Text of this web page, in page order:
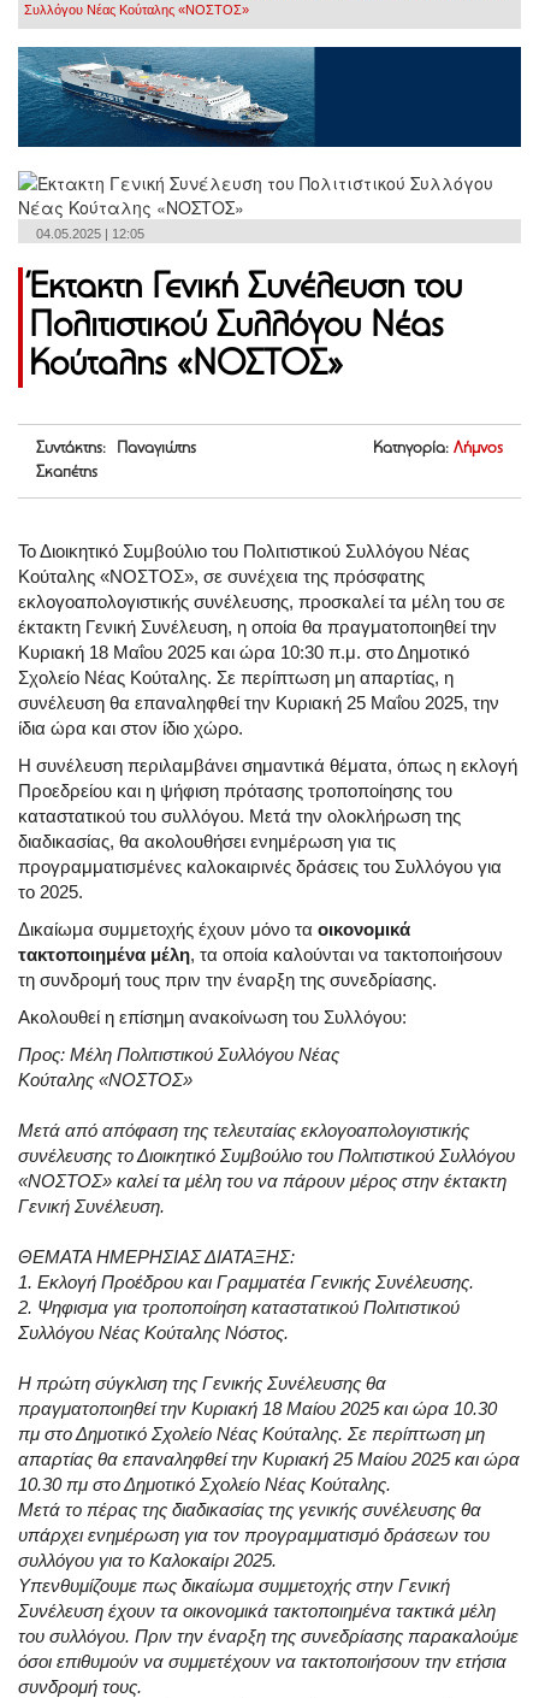
Συλλόγου Νέας Κούταλης «ΝΟΣΤΟΣ»
04.05.2025 | 12:05
Έκτακτη Γενική Συνέλευση του
Πολιτιστικού Συλλόγου Νέας
Κούταλης «ΝΟΣΤΟΣ»
Συντάκτης: Παναγιώτης
Σκαπέτης
Κατηγορία: Λήμνος
Το Διοικητικό Συμβούλιο του Πολιτιστικού Συλλόγου Νέας
Κούταλης «ΝΟΣΤΟΣ», σε συνέχεια της πρόσφατης
εκλογοαπολογιστικής συνέλευσης, προσκαλεί τα μέλη του σε
έκτακτη Γενική Συνέλευση, η οποία θα πραγματοποιηθεί την
Κυριακή 18 Μαΐου 2025 και ώρα 10:30 π.μ. στο Δημοτικό
Σχολείο Νέας Κούταλης. Σε περίπτωση μη απαρτίας, η
συνέλευση θα επαναληφθεί την Κυριακή 25 Μαΐου 2025, την
ίδια ώρα και στον ίδιο χώρο.
Η συνέλευση περιλαμβάνει σημαντικά θέματα, όπως η εκλογή
Προεδρείου και η ψήφιση πρότασης τροποποίησης του
καταστατικού του συλλόγου. Μετά την ολοκλήρωση της
διαδικασίας, θα ακολουθήσει ενημέρωση για τις
προγραμματισμένες καλοκαιρινές δράσεις του Συλλόγου για
το 2025.
Δικαίωμα συμμετοχής έχουν μόνο τα οικονομικά
τακτοποιημένα μέλη, τα οποία καλούνται να τακτοποιήσουν
τη συνδρομή τους πριν την έναρξη της συνεδρίασης.
Ακολουθεί η επίσημη ανακοίνωση του Συλλόγου:
Προς: Μέλη Πολιτιστικού Συλλόγου Νέας
Κούταλης «ΝΟΣΤΟΣ»
Μετά από απόφαση της τελευταίας εκλογοαπολογιστικής
συνέλευσης το Διοικητικό Συμβούλιο του Πολιτιστικού Συλλόγου
«ΝΟΣΤΟΣ» καλεί τα μέλη του να πάρουν μέρος στην έκτακτη
Γενική Συνέλευση.
ΘΕΜΑΤΑ ΗΜΕΡΗΣΙΑΣ ΔΙΑΤΑΞΗΣ:
1. Εκλογή Προέδρου και Γραμματέα Γενικής Συνέλευσης.
2. Ψηφισμα για τροποποίηση καταστατικού Πολιτιστικού
Συλλόγου Νέας Κούταλης Νόστος.
Η πρώτη σύγκλιση της Γενικής Συνέλευσης θα
πραγματοποιηθεί την Κυριακή 18 Μαίου 2025 και ώρα 10.30
πμ στο Δημοτικό Σχολείο Νέας Κούταλης. Σε περίπτωση μη
απαρτίας θα επαναληφθεί την Κυριακή 25 Μαίου 2025 και ώρα
10.30 πμ στο Δημοτικό Σχολείο Νέας Κούταλης.
Μετά το πέρας της διαδικασίας της γενικής συνέλευσης θα
υπάρχει ενημέρωση για τον προγραμματισμό δράσεων του
συλλόγου για το Καλοκαίρι 2025.
Υπενθυμίζουμε πως δικαίωμα συμμετοχής στην Γενική
Συνέλευση έχουν τα οικονομικά τακτοποιημένα τακτικά μέλη
του συλλόγου. Πριν την έναρξη της συνεδρίασης παρακαλούμε
όσοι επιθυμούν να συμμετέχουν να τακτοποιήσουν την ετήσια
συνδρομή τους.